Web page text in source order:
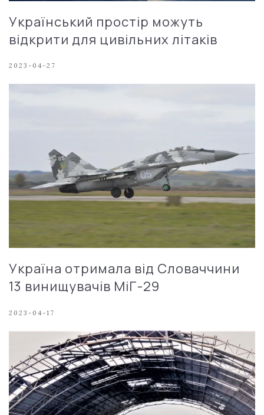
Український простір можуть
відкрити для цивільних літаків
2023-04-27
Україна отримала від Словаччини
13 винищувачів МіГ-29
2023-04-17